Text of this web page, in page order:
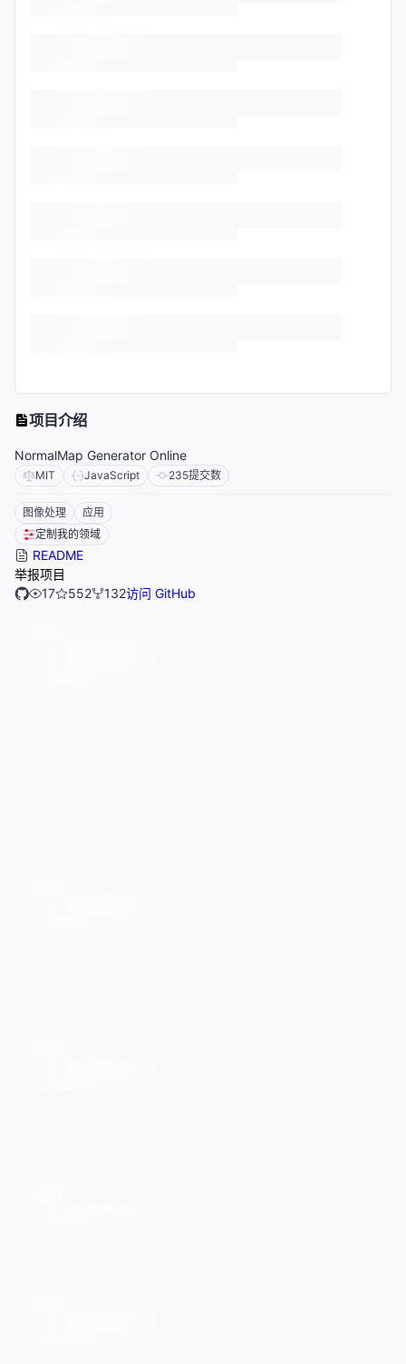
项目介绍
NormalMap Generator Online
MIT JavaScript 235提交数
图像处理
应用
定制我的领域
README
举报项目
17
552 132访问 GitHub